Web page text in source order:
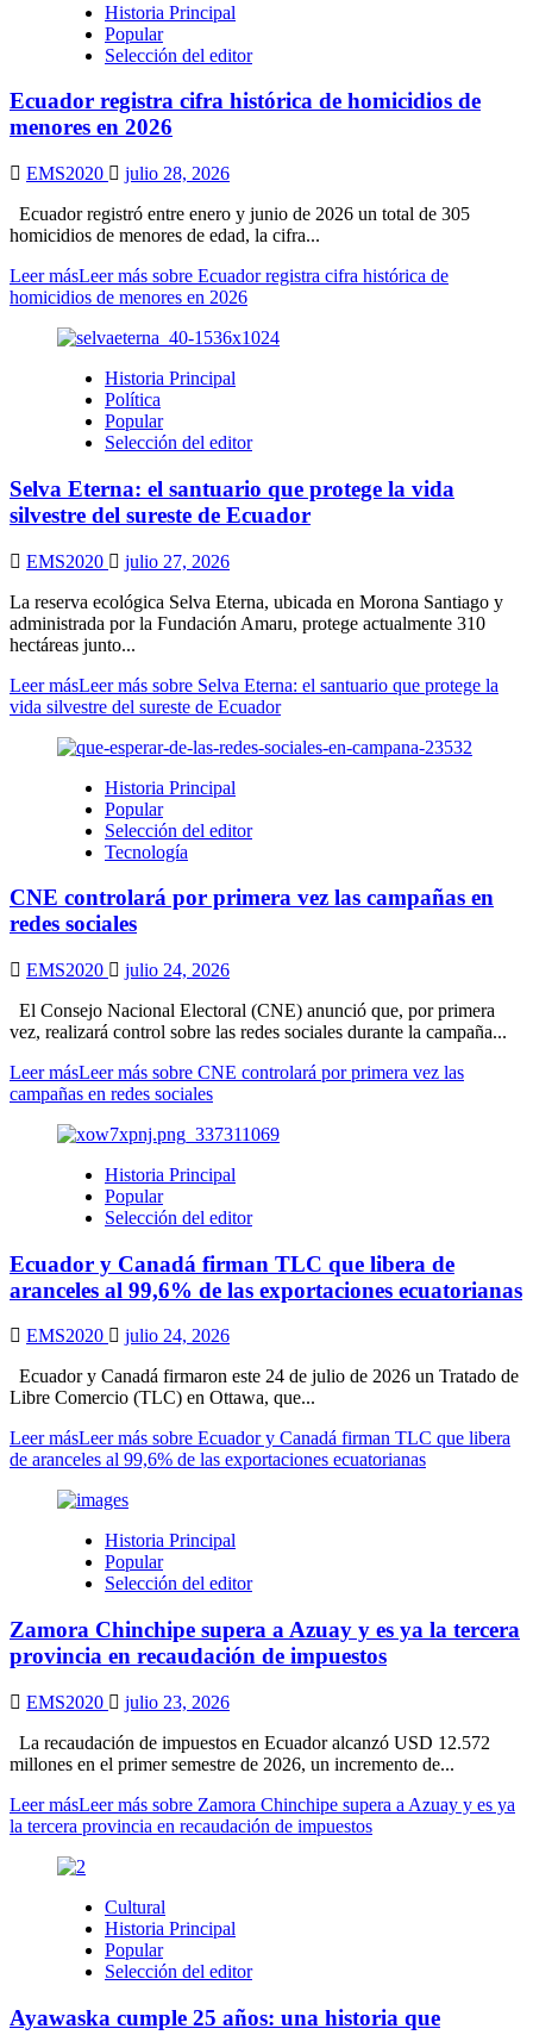
Historia Principal
Popular
Selección del editor
Ecuador registra cifra histórica de homicidios de
menores en 2026
EMS2020
julio 28, 2026
Ecuador registró entre enero y junio de 2026 un total de 305
homicidios de menores de edad, la cifra...
Leer másLeer más sobre Ecuador registra cifra histórica de
homicidios de menores en 2026
Historia Principal
Política
Popular
Selección del editor
Selva Eterna: el santuario que protege la vida
silvestre del sureste de Ecuador
EMS2020
julio 27, 2026
La reserva ecológica Selva Eterna, ubicada en Morona Santiago y
administrada por la Fundación Amaru, protege actualmente 310
hectáreas junto...
Leer másLeer más sobre Selva Eterna: el santuario que protege la
vida silvestre del sureste de Ecuador
Historia Principal
Popular
Selección del editor
Tecnología
CNE controlará por primera vez las campañas en
redes sociales
EMS2020
julio 24, 2026
El Consejo Nacional Electoral (CNE) anunció que, por primera
vez, realizará control sobre las redes sociales durante la campaña...
Leer másLeer más sobre CNE controlará por primera vez las
campañas en redes sociales
Historia Principal
Popular
Selección del editor
Ecuador y Canadá firman TLC que libera de
aranceles al 99,6% de las exportaciones ecuatorianas
EMS2020
julio 24, 2026
Ecuador y Canadá firmaron este 24 de julio de 2026 un Tratado de
Libre Comercio (TLC) en Ottawa, que...
Leer másLeer más sobre Ecuador y Canadá firman TLC que libera
de aranceles al 99,6% de las exportaciones ecuatorianas
Historia Principal
Popular
Selección del editor
Zamora Chinchipe supera a Azuay y es ya la tercera
provincia en recaudación de impuestos
EMS2020
julio 23, 2026
La recaudación de impuestos en Ecuador alcanzó USD 12.572
millones en el primer semestre de 2026, un incremento de...
Leer másLeer más sobre Zamora Chinchipe supera a Azuay y es ya
la tercera provincia en recaudación de impuestos
Cultural
Historia Principal
Popular
Selección del editor
Ayawaska cumple 25 años: una historia que